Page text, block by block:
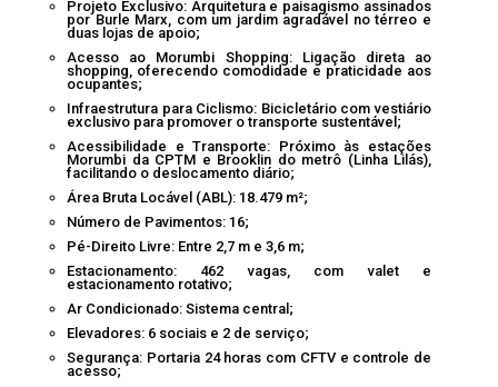
Projeto Exclusivo: Arquitetura e paisagismo assinados
por Burle Marx, com um jardim agradável no térreo e
duas lojas de apoio;
Acesso ao Morumbi Shopping: Ligação direta ao
shopping, oferecendo comodidade e praticidade aos
ocupantes;
Infraestrutura para Ciclismo: Bicicletário com vestiário
exclusivo para promover o transporte sustentável;
Acessibilidade e Transporte: Próximo às estações
Morumbi da CPTM e Brooklin do metrô (Linha Lilás),
facilitando o deslocamento diário;
Área Bruta Locável (ABL): 18.479 m²;
Número de Pavimentos: 16;
Pé-Direito Livre: Entre 2,7 m e 3,6 m;
Estacionamento: 462 vagas, com valet e
estacionamento rotativo;
Ar Condicionado: Sistema central;
Elevadores: 6 sociais e 2 de serviço;
Segurança: Portaria 24 horas com CFTV e controle de
acesso;